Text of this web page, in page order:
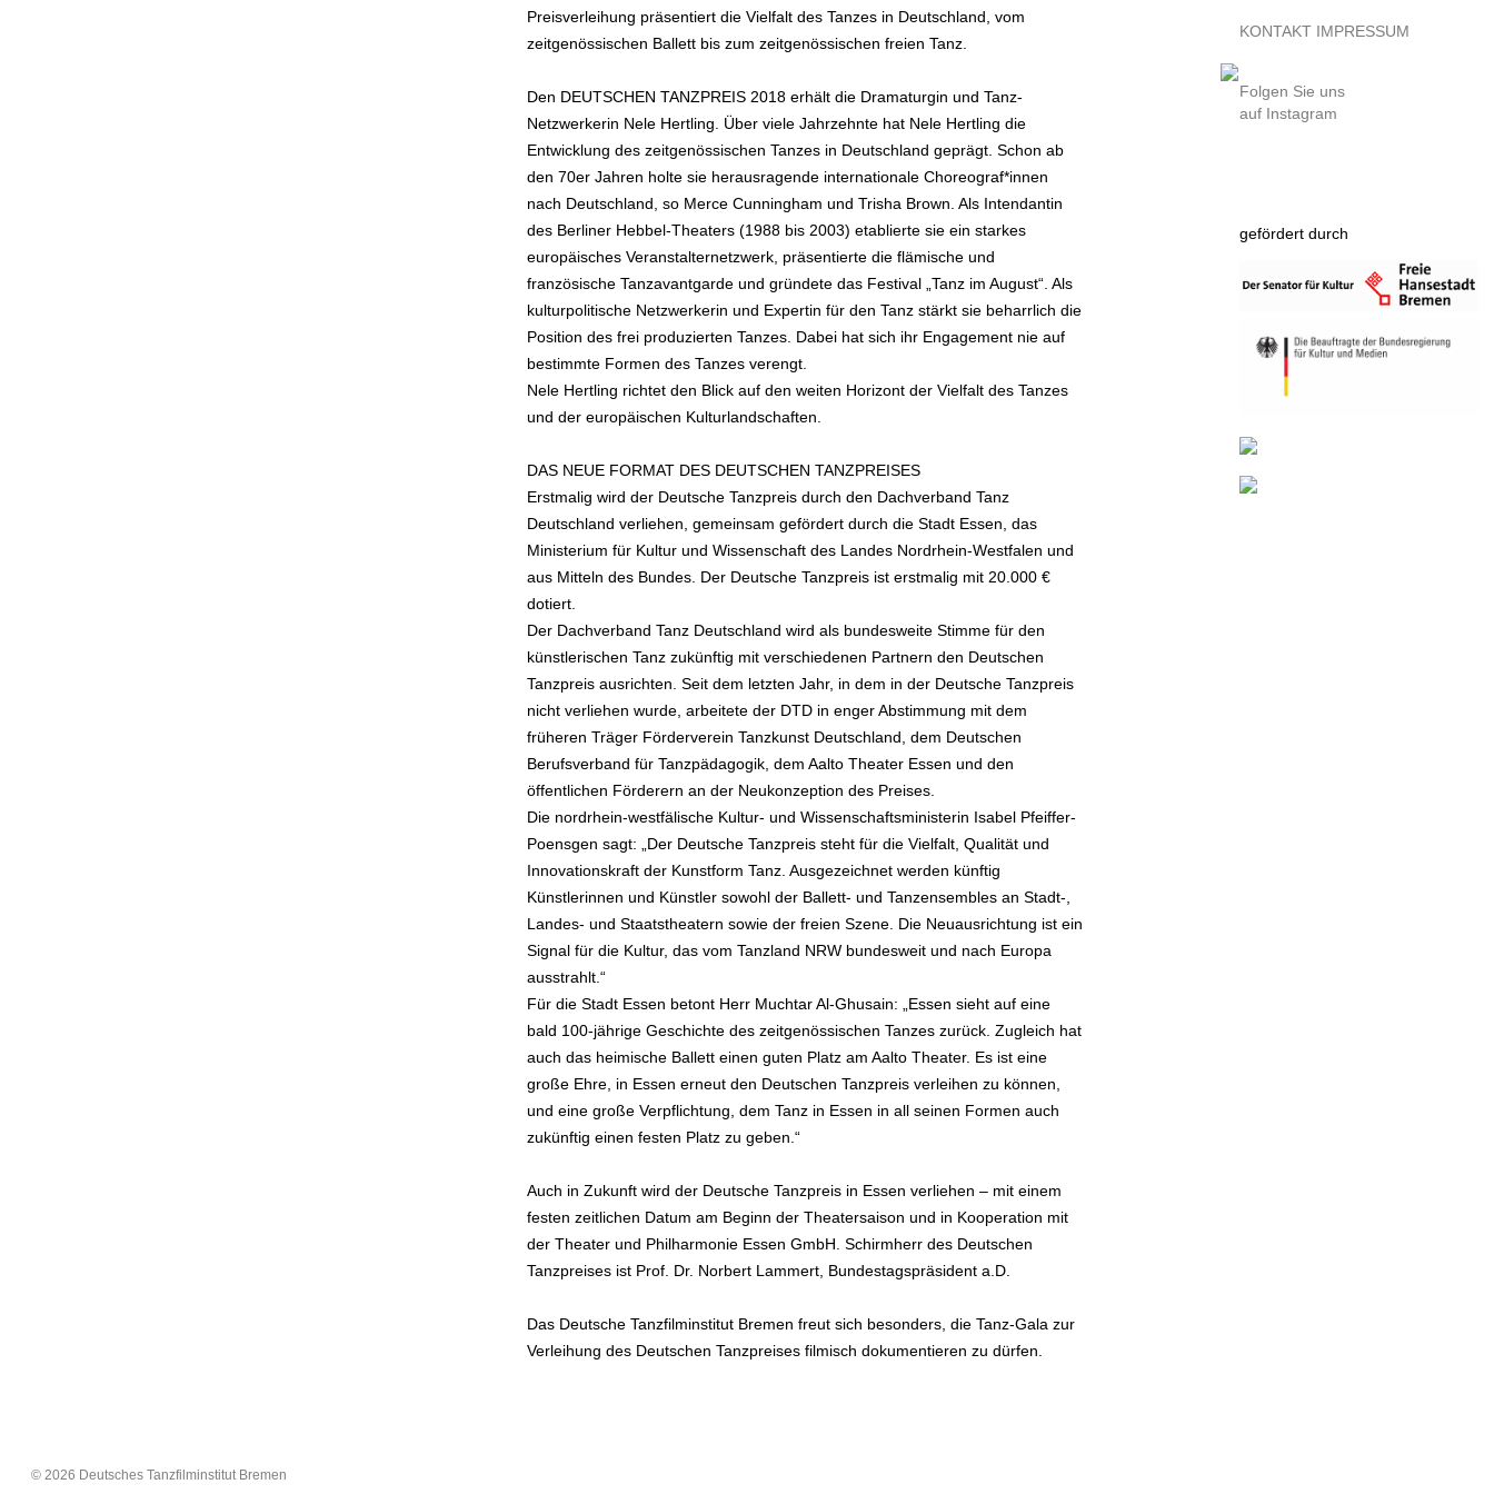
Preisverleihung präsentiert die Vielfalt des Tanzes in Deutschland, vom
zeitgenössischen Ballett bis zum zeitgenössischen freien Tanz.
Den DEUTSCHEN TANZPREIS 2018 erhält die Dramaturgin und Tanz-
Netzwerkerin Nele Hertling. Über viele Jahrzehnte hat Nele Hertling die
Entwicklung des zeitgenössischen Tanzes in Deutschland geprägt. Schon ab
den 70er Jahren holte sie herausragende internationale Choreograf*innen
nach Deutschland, so Merce Cunningham und Trisha Brown. Als Intendantin
des Berliner Hebbel-Theaters (1988 bis 2003) etablierte sie ein starkes
europäisches Veranstalternetzwerk, präsentierte die flämische und
französische Tanzavantgarde und gründete das Festival „Tanz im August“. Als
kulturpolitische Netzwerkerin und Expertin für den Tanz stärkt sie beharrlich die
Position des frei produzierten Tanzes. Dabei hat sich ihr Engagement nie auf
bestimmte Formen des Tanzes verengt.
Nele Hertling richtet den Blick auf den weiten Horizont der Vielfalt des Tanzes
und der europäischen Kulturlandschaften.
DAS NEUE FORMAT DES DEUTSCHEN TANZPREISES
Erstmalig wird der Deutsche Tanzpreis durch den Dachverband Tanz
Deutschland verliehen, gemeinsam gefördert durch die Stadt Essen, das
Ministerium für Kultur und Wissenschaft des Landes Nordrhein-Westfalen und
aus Mitteln des Bundes. Der Deutsche Tanzpreis ist erstmalig mit 20.000 €
dotiert.
Der Dachverband Tanz Deutschland wird als bundesweite Stimme für den
künstlerischen Tanz zukünftig mit verschiedenen Partnern den Deutschen
Tanzpreis ausrichten. Seit dem letzten Jahr, in dem in der Deutsche Tanzpreis
nicht verliehen wurde, arbeitete der DTD in enger Abstimmung mit dem
früheren Träger Förderverein Tanzkunst Deutschland, dem Deutschen
Berufsverband für Tanzpädagogik, dem Aalto Theater Essen und den
öffentlichen Förderern an der Neukonzeption des Preises.
Die nordrhein-westfälische Kultur- und Wissenschaftsministerin Isabel Pfeiffer-
Poensgen sagt: „Der Deutsche Tanzpreis steht für die Vielfalt, Qualität und
Innovationskraft der Kunstform Tanz. Ausgezeichnet werden künftig
Künstlerinnen und Künstler sowohl der Ballett- und Tanzensembles an Stadt-,
Landes- und Staatstheatern sowie der freien Szene. Die Neuausrichtung ist ein
Signal für die Kultur, das vom Tanzland NRW bundesweit und nach Europa
ausstrahlt.“
Für die Stadt Essen betont Herr Muchtar Al-Ghusain: „Essen sieht auf eine
bald 100-jährige Geschichte des zeitgenössischen Tanzes zurück. Zugleich hat
auch das heimische Ballett einen guten Platz am Aalto Theater. Es ist eine
große Ehre, in Essen erneut den Deutschen Tanzpreis verleihen zu können,
und eine große Verpflichtung, dem Tanz in Essen in all seinen Formen auch
zukünftig einen festen Platz zu geben.“
Auch in Zukunft wird der Deutsche Tanzpreis in Essen verliehen – mit einem
festen zeitlichen Datum am Beginn der Theatersaison und in Kooperation mit
der Theater und Philharmonie Essen GmbH. Schirmherr des Deutschen
Tanzpreises ist Prof. Dr. Norbert Lammert, Bundestagspräsident a.D.
Das Deutsche Tanzfilminstitut Bremen freut sich besonders, die Tanz-Gala zur
Verleihung des Deutschen Tanzpreises filmisch dokumentieren zu dürfen.
KONTAKT IMPRESSUM
Folgen Sie uns
auf Instagram
gefördert durch
© 2026 Deutsches Tanzfilminstitut Bremen